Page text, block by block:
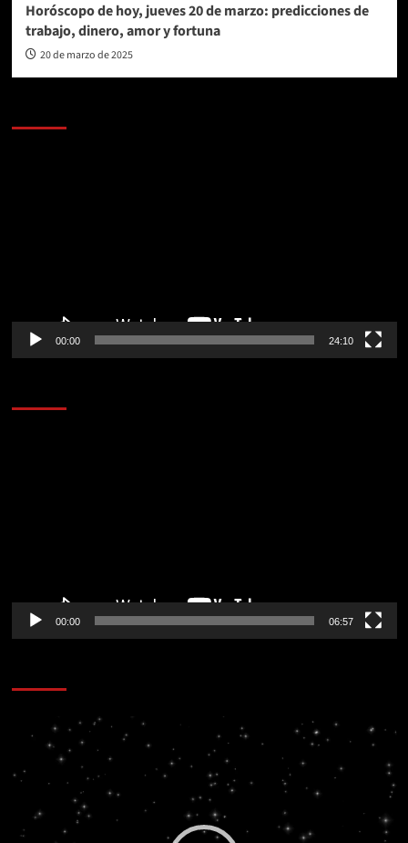
Horóscopo de hoy, jueves 20 de marzo: predicciones de
trabajo, dinero, amor y fortuna
20 de marzo de 2025
00:00 24:10
00:00 06:57
Reproductor
vídeo